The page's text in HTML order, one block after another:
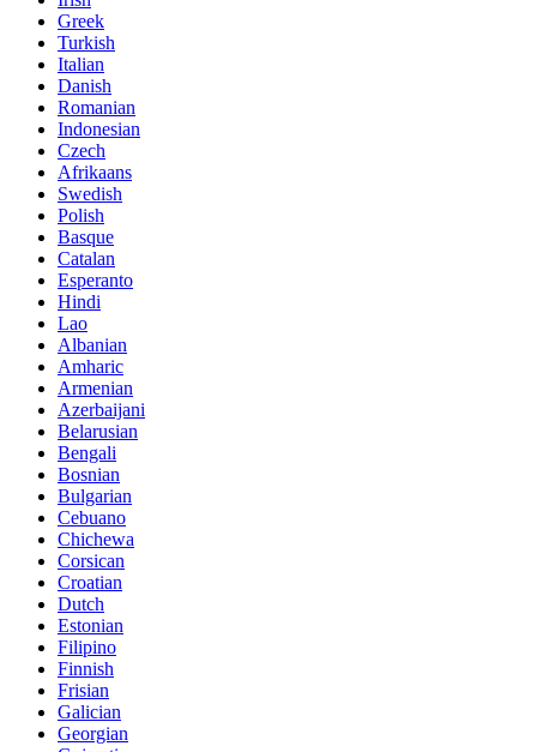
Greek
Turkish
Italian
Danish
Romanian
Indonesian
Czech
Afrikaans
Swedish
Polish
Basque
Catalan
Esperanto
Hindi
Lao
Albanian
Amharic
Armenian
Azerbaijani
Belarusian
Bengali
Bosnian
Bulgarian
Cebuano
Chichewa
Corsican
Croatian
Dutch
Estonian
Filipino
Finnish
Frisian
Galician
Georgian